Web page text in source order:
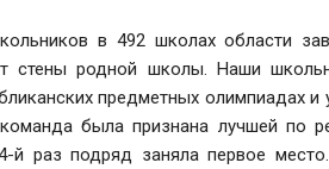
в 492 школах области
стены родной школы. Наши
предметных олимпиадах
была признана лучшей по
й раз подряд заняла первое